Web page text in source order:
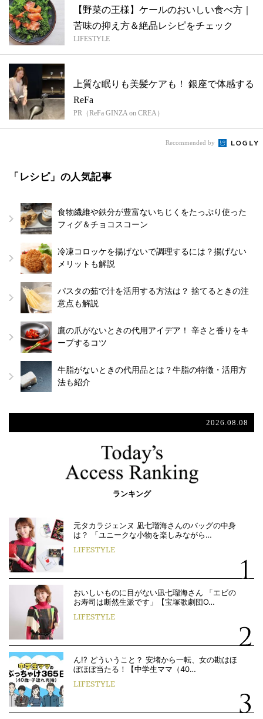
【野菜の王様】ケールのおいしい食べ方｜
苦味の抑え方＆絶品レシピをチェック
LIFESTYLE
上質な眠りも美髪ケアも！ 銀座で体感する
ReFa
PR（ReFa GINZA on CREA）
Recommended by
「レシピ」の人気記事
食物繊維や鉄分が豊富ないちじくをたっぷり使った
フィグ＆チョコスコーン
冷凍コロッケを揚げないで調理するには？揚げない
メリットも解説
パスタの茹で汁を活用する方法は？ 捨てるときの注
意点も解説
鷹の爪がないときの代用アイデア！ 辛さと香りをキ
ープするコツ
牛脂がないときの代用品とは？牛脂の特徴・活用方
法も紹介
2026.08.08
ランキング
元タカラジェンヌ 凪七瑠海さんのバッグの中身
は？ 「ユニークな小物を楽しみながら…
LIFESTYLE
おいしいものに目がない凪七瑠海さん 「エビの
お寿司は断然生派です」【宝塚歌劇団O…
LIFESTYLE
ん!? どういうこと？ 安堵から一転、女の勘はほ
ぼほぼ当たる！【中学生ママ（40…
LIFESTYLE